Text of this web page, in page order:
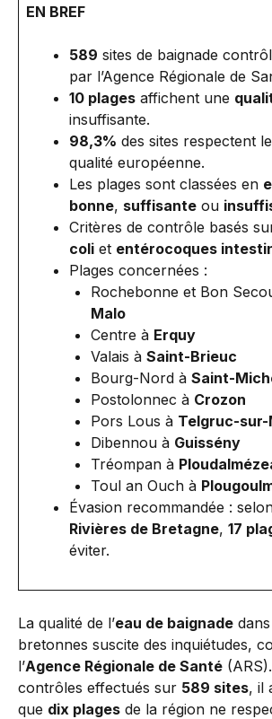
EN BREF
589 sites de baignade
par l’Agence Régionale de
10 plages affichent une
insuffisante.
98,3% des sites respectent
qualité européenne.
Les plages sont classées en
bonne, suffisante ou
Critères de contrôle basés
coli et entérocoques
Plages concernées :
Rochebonne et Bon
Malo
Centre à Erquy
Valais à Saint-Brieuc
Bourg-Nord à Saint-
Postolonnec à Crozon
Pors Lous à Telgruc-sur-
Dibennou à Guissény
Tréompan à
Toul an Ouch à
Évasion recommandée :
Rivières de Bretagne, 17
éviter.
La qualité de l’eau de baignade
bretonnes suscite des inquiétudes,
l’Agence Régionale de Santé
contrôles effectués sur 589 sites, il
que dix plages de la région ne